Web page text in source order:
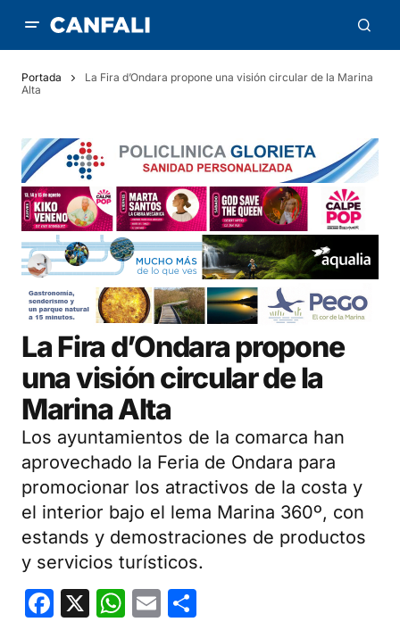
Portada
La Fira d’Ondara propone una visión circular de la Marina
Alta
La Fira d’Ondara propone
una visión circular de la
Marina Alta
Los ayuntamientos de la comarca han
aprovechado la Feria de Ondara para
promocionar los atractivos de la costa y
el interior bajo el lema Marina 360º, con
estands y demostraciones de productos
y servicios turísticos.
Facebook
X WhatsApp
Email